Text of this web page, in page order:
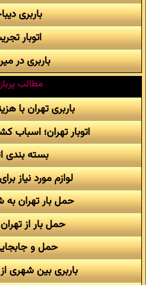
باربری
اتوبار
باربری در
مطالب
باربری تهران با
اتوبار تهران؛ اسباب
بسته بندی
لوازم مورد نیاز
حمل بار تهران
حمل بار از
حمل و
باربری بین شهری